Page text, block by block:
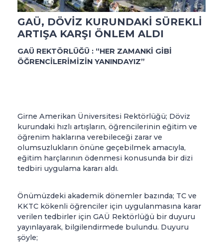
GAÜ, DÖVİZ KURUNDAKİ SÜREKLİ
ARTIŞA KARŞI ÖNLEM ALDI
GAÜ REKTÖRLÜĞÜ : “HER ZAMANKİ GİBİ
ÖĞRENCİLERİMİZİN YANINDAYIZ”
Girne Amerikan Üniversitesi Rektörlüğü; Döviz
kurundaki hızlı artışların, öğrencilerinin eğitim ve
öğrenim haklarına verebileceği zarar ve
olumsuzlukların önüne geçebilmek amacıyla,
eğitim harçlarının ödenmesi konusunda bir dizi
tedbiri uygulama kararı aldı.
Önümüzdeki akademik dönemler bazında; TC ve
KKTC kökenli öğrenciler için uygulanmasına karar
verilen tedbirler için GAÜ Rektörlüğü bir duyuru
yayınlayarak, bilgilendirmede bulundu. Duyuru
şöyle;